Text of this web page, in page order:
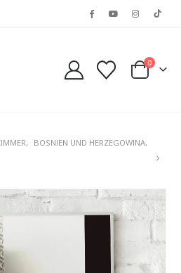
0
, BOSNIEN UND HERZEGOWINA,